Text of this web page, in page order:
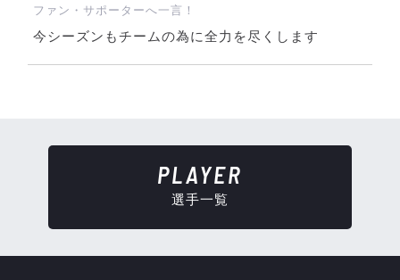
ファン・サポーターへ一言！
今シーズンもチームの為に全力を尽くします
PLAYER
選手一覧